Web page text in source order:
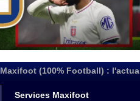
Maxifoot (100% Football) :
Services Maxifoot